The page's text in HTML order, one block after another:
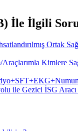
İle İlgili
Kimlere
ile Gezici İSG